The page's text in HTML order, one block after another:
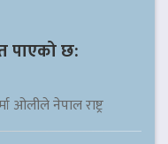
पाएको छ:
ओलीले नेपाल राष्ट्र